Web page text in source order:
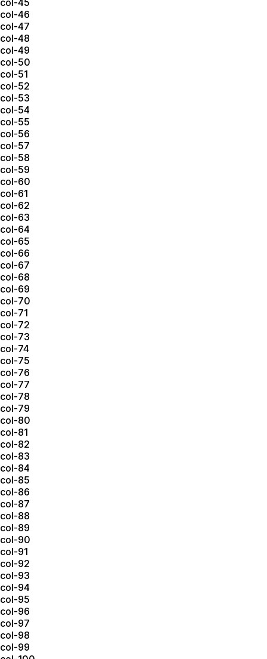
col-45
col-46
col-47
col-48
col-49
col-50
col-51
col-52
col-53
col-54
col-55
col-56
col-57
col-58
col-59
col-60
col-61
col-62
col-63
col-64
col-65
col-66
col-67
col-68
col-69
col-70
col-71
col-72
col-73
col-74
col-75
col-76
col-77
col-78
col-79
col-80
col-81
col-82
col-83
col-84
col-85
col-86
col-87
col-88
col-89
col-90
col-91
col-92
col-93
col-94
col-95
col-96
col-97
col-98
col-99